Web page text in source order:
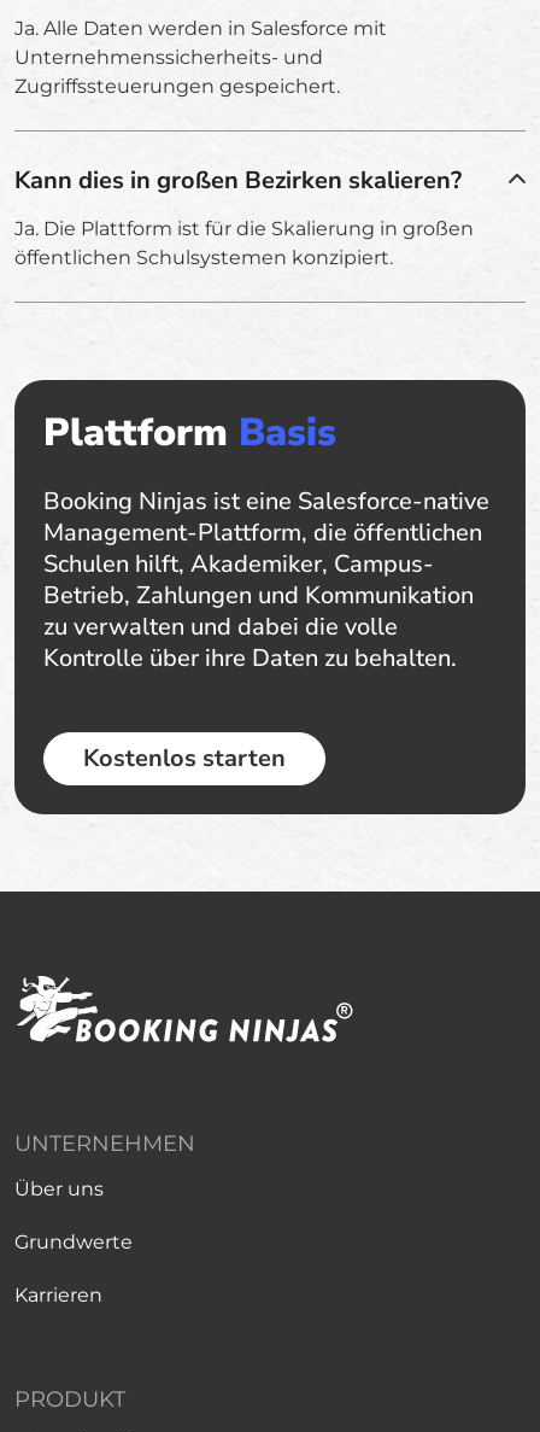
Ja. Alle Daten werden in Salesforce mit
Unternehmenssicherheits- und
Zugriffssteuerungen gespeichert.
Kann dies in großen Bezirken skalieren?
Ja. Die Plattform ist für die Skalierung in großen
öffentlichen Schulsystemen konzipiert.
Plattform Basis
Booking Ninjas ist eine Salesforce-native
Management-Plattform, die öffentlichen
Schulen hilft, Akademiker, Campus-
Betrieb, Zahlungen und Kommunikation
zu verwalten und dabei die volle
Kontrolle über ihre Daten zu behalten.
Kostenlos starten
UNTERNEHMEN
Über uns
Grundwerte
Karrieren
PRODUKT